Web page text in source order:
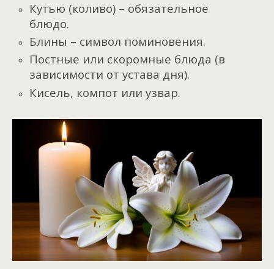
Кутью (коливо) – обязательное
блюдо.
Блины – символ поминовения.
Постные или скоромные блюда (в
зависимости от устава дня).
Кисель, компот или узвар.